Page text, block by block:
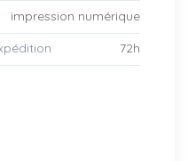
impression numérique
72h